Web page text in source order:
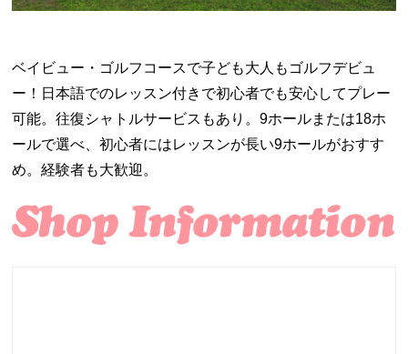
ベイビュー・ゴルフコースで子ども大人もゴルフデビュ
ー！日本語でのレッスン付きで初心者でも安心してプレー
可能。往復シャトルサービスもあり。9ホールまたは18ホ
ールで選べ、初心者にはレッスンが長い9ホールがおすす
め。経験者も大歓迎。